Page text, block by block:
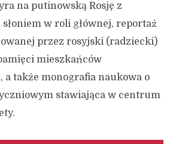
na putinowską Rosję z
w roli głównej, reportaż
przez rosyjski (radziecki)
mieszkańców
a także monografia naukowa o
stawiająca w centrum